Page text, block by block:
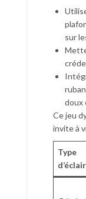
sur
doux
Ce jeu
invite à
Type